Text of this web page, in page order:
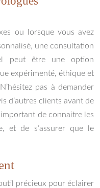
ou lorsque vous avez
une consultation
peut être une option
expérimenté, éthique et
pas à demander
d’autres clients avant de
de connaitre les
et de s’assurer que le
précieux pour éclairer